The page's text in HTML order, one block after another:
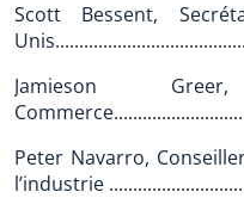
Scott Bessent,
Jamieson
Peter Navarro,
l’industrie